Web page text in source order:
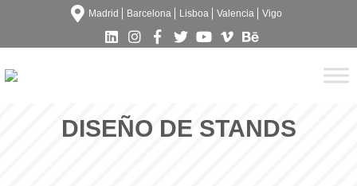
Madrid Barcelona Lisboa Valencia Vigo
DISEÑO DE STANDS